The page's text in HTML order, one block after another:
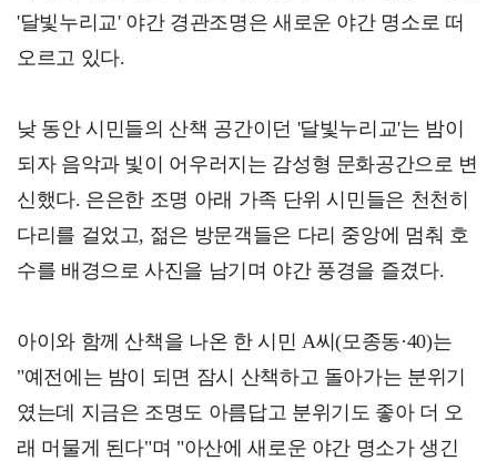
'달빛누리교' 야간 경관조명은 새로운 야간 명소로 떠
오르고 있다.
낮 동안 시민들의 산책 공간이던 '달빛누리교'는 밤이
되자 음악과 빛이 어우러지는 감성형 문화공간으로 변
신했다. 은은한 조명 아래 가족 단위 시민들은 천천히
다리를 걸었고, 젊은 방문객들은 다리 중앙에 멈춰 호
수를 배경으로 사진을 남기며 야간 풍경을 즐겼다.
아이와 함께 산책을 나온 한 시민 A씨(모종동·40)는
"예전에는 밤이 되면 잠시 산책하고 돌아가는 분위기
였는데 지금은 조명도 아름답고 분위기도 좋아 더 오
래 머물게 된다"며 "아산에 새로운 야간 명소가 생긴